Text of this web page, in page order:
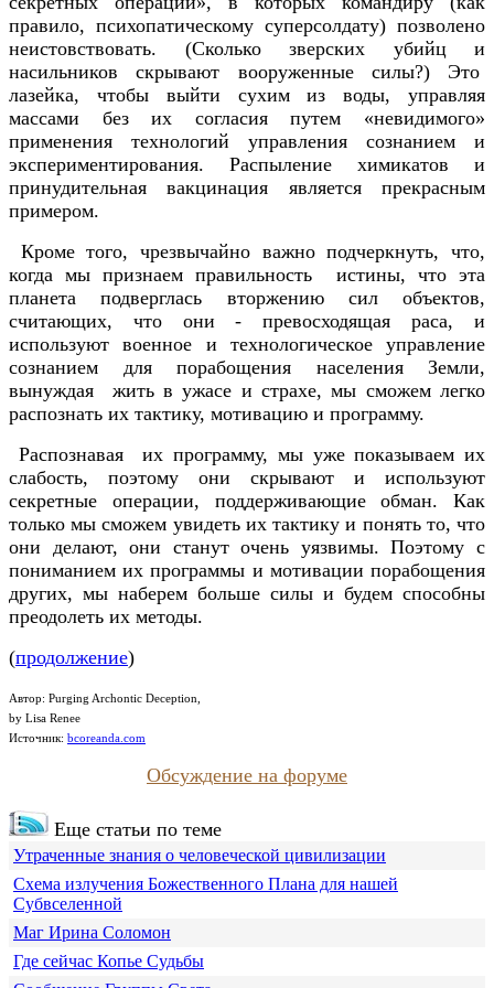
правило, психопатическому суперсолдату) позволено
неистовствовать. (Сколько зверских убийц и
насильников скрывают вооруженные силы?) Это
лазейка, чтобы выйти сухим из воды, управляя
массами без их согласия путем «невидимого»
применения технологий управления сознанием и
экспериментирования. Распыление химикатов и
принудительная вакцинация является прекрасным
примером.
Кроме того, чрезвычайно важно подчеркнуть, что,
когда мы признаем правильность истины, что эта
планета подверглась вторжению сил объектов,
считающих, что они - превосходящая раса, и
используют военное и технологическое управление
сознанием для порабощения населения Земли,
вынуждая жить в ужасе и страхе, мы сможем легко
распознать их тактику, мотивацию и программу.
Распознавая их программу, мы уже показываем их
слабость, поэтому они скрывают и используют
секретные операции, поддерживающие обман. Как
только мы сможем увидеть их тактику и понять то, что
они делают, они станут очень уязвимы. Поэтому с
пониманием их программы и мотивации порабощения
других, мы наберем больше силы и будем способны
преодолеть их методы.
(продолжение)
Автор: Purging Archontic Deception,
by Lisa Renee
Источник: bcoreanda.com
Обсуждение на форуме
Еще статьи по теме
Утраченные знания о человеческой цивилизации
Схема излучения Божественного Плана для нашей
Субвселенной
Маг Ирина Соломон
Где сейчас Копье Судьбы